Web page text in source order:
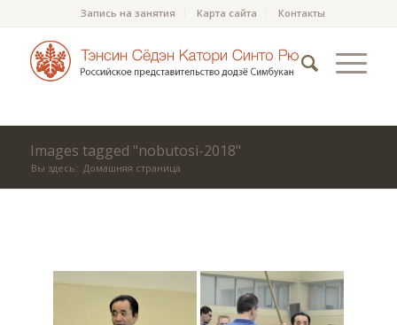
Запись на занятия Карта сайта Контакты
Images tagged "nobutosi-2018"
Вы здесь: Домашняя страница